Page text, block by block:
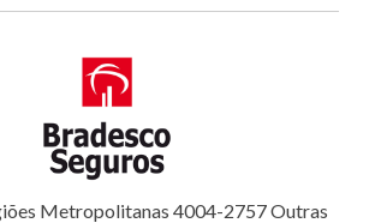
Metropolitanas 4004-2757 Outras